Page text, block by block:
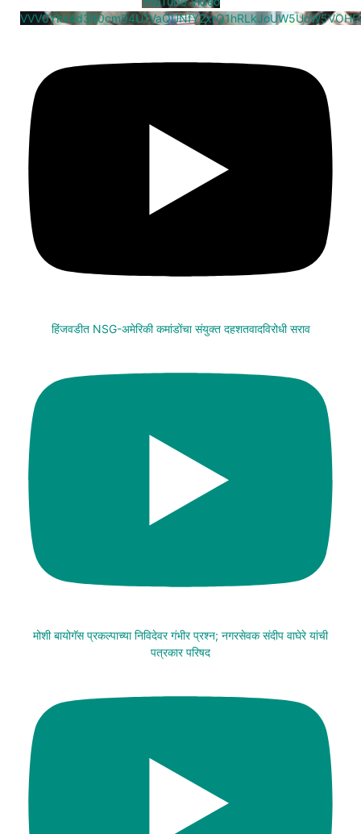
हिंजवडीत NSG-अमेरिकी कमांडोंचा संयुक्त दहशतवादविरोधी सराव
मोशी बायोगॅस प्रकल्पाच्या निविदेवर गंभीर प्रश्न; नगरसेवक संदीप वाघेरे यांची
पत्रकार परिषद